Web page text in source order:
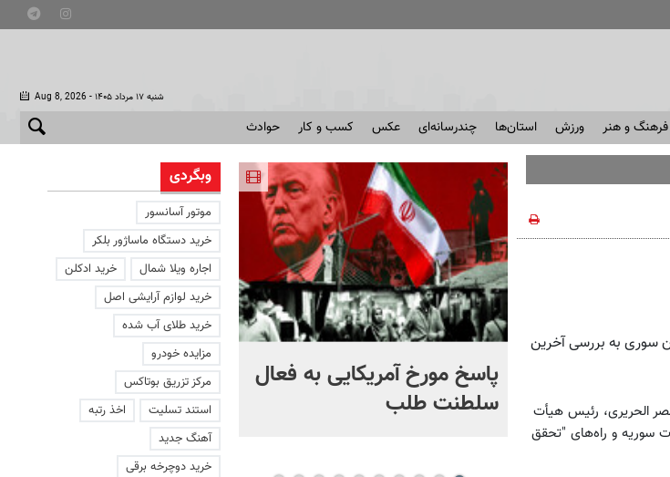
Aug 8, 2026 - شنبه ۱۷ مرداد ۱۴۰۵
فرهنگ و هنر ورزش استان‌ها چندرسانه‌ای عکس کسب و کار حوادث
سوری به بررسی آخرین
الحریری، رئیس هیأت
سوریه و راه‌های "تحقق
کرد | ببینید
پاسخ مورخ آمریکایی به فعال
سلطنت طلب
با دوچرخه به مترو بروید
وبگردی
موتور آسانسور
خرید دستگاه ماساژور بلکر
اجاره ویلا شمال
خرید ادکلن
خرید لوازم آرایشی اصل
خرید طلای آب شده
مزایده خودرو
مرکز تزریق بوتاکس
استند تسلیت
اخذ رتبه
آهنگ جدید
خرید دوچرخه برقی